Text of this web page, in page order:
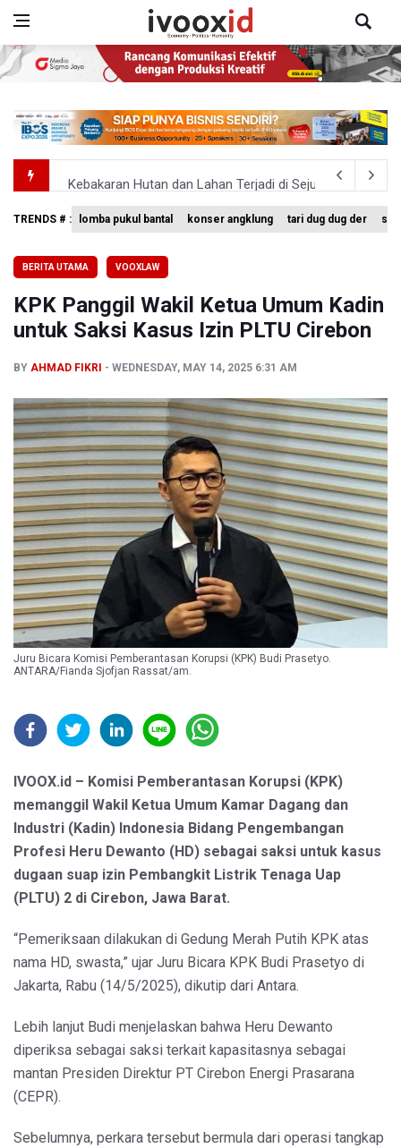
Kebakaran Hutan dan Lahan Terjadi di Sejumlah
TNI Gelar Latihan Kesiapsiagaan Penanggulangan
BPS Sebut Sensus Ekonomi 2026 untuk Perbarui Data
Insiden Penembakan Terjadi di Festival Budaya Lembah
TRENDS # : lomba pukul bantal konser angklung tari dug dug der
BERITA UTAMA VOOXLAW
KPK Panggil Wakil Ketua Umum Kadin
untuk Saksi Kasus Izin PLTU Cirebon
BY AHMAD FIKRI WEDNESDAY, MAY 14, 2025 6:31 AM
Juru Bicara Komisi Pemberantasan Korupsi (KPK) Budi Prasetyo.
ANTARA/Fianda Sjofjan Rassat/am.
IVOOX.id – Komisi Pemberantasan Korupsi (KPK)
memanggil Wakil Ketua Umum Kamar Dagang dan
Industri (Kadin) Indonesia Bidang Pengembangan
Profesi Heru Dewanto (HD) sebagai saksi untuk kasus
dugaan suap izin Pembangkit Listrik Tenaga Uap
(PLTU) 2 di Cirebon, Jawa Barat.
“Pemeriksaan dilakukan di Gedung Merah Putih KPK atas
nama HD, swasta,” ujar Juru Bicara KPK Budi Prasetyo di
Jakarta, Rabu (14/5/2025), dikutip dari Antara.
Lebih lanjut Budi menjelaskan bahwa Heru Dewanto
diperiksa sebagai saksi terkait kapasitasnya sebagai
mantan Presiden Direktur PT Cirebon Energi Prasarana
(CEPR).
Sebelumnya, perkara tersebut bermula dari operasi tangkap